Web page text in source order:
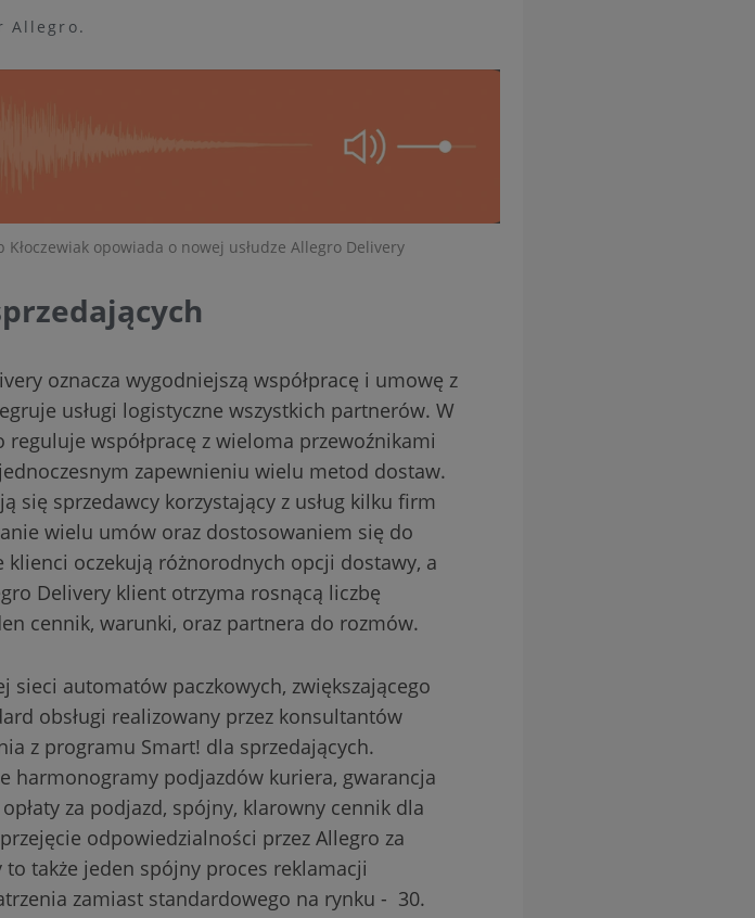
Allegro.
opowiada o nowej usłudze Allegro Delivery
oznacza wygodniejszą współpracę i umowę z
usługi logistyczne wszystkich partnerów. W
współpracę z wieloma przewoźnikami
zapewnieniu wielu metod dostaw.
się sprzedawcy korzystający z usług kilku firm
wielu umów oraz dostosowaniem się do
oczekują różnorodnych opcji dostawy, a
Delivery klient otrzyma rosnącą liczbę
cennik, warunki, oraz partnera do rozmów.
automatów paczkowych, zwiększającego
obsługi realizowany przez konsultantów
z programu Smart! dla sprzedających.
harmonogramy podjazdów kuriera, gwarancja
za podjazd, spójny, klarowny cennik dla
odpowiedzialności przez Allegro za
także jeden spójny proces reklamacji
zamiast standardowego na rynku - 30.